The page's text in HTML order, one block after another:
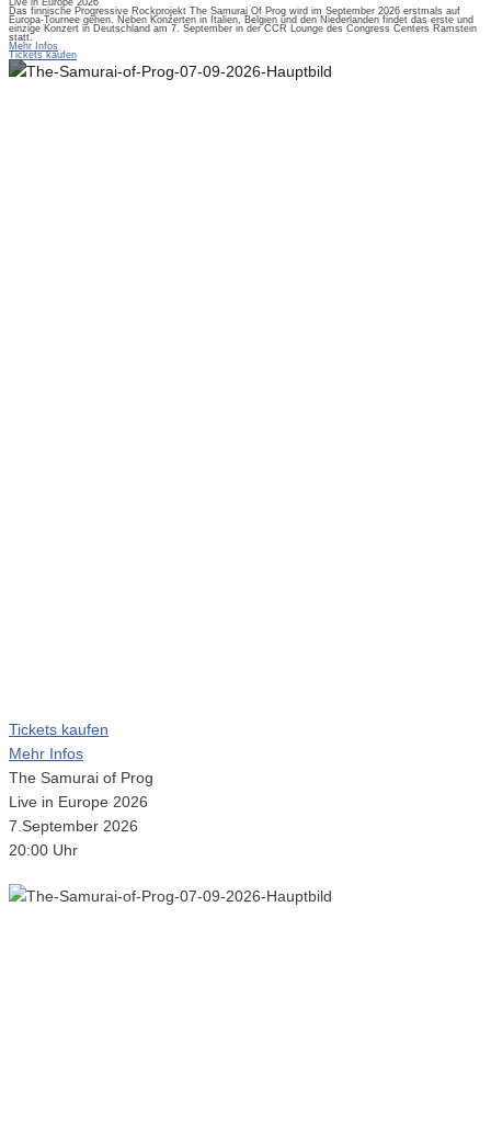
Das finnische Progressive Rockprojekt The Samurai Of Prog wird im September 2026 erstmals auf
Europa-Tournee gehen. Neben Konzerten in Italien, Belgien und den Niederlanden findet das erste und
einzige Konzert in Deutschland am 7. September in der CCR Lounge des Congress Centers Ramstein
statt.
Mehr Infos
Tickets kaufen
Tickets kaufen
Mehr Infos
The Samurai of Prog
Live in Europe 2026
7.September 2026
20:00 Uhr